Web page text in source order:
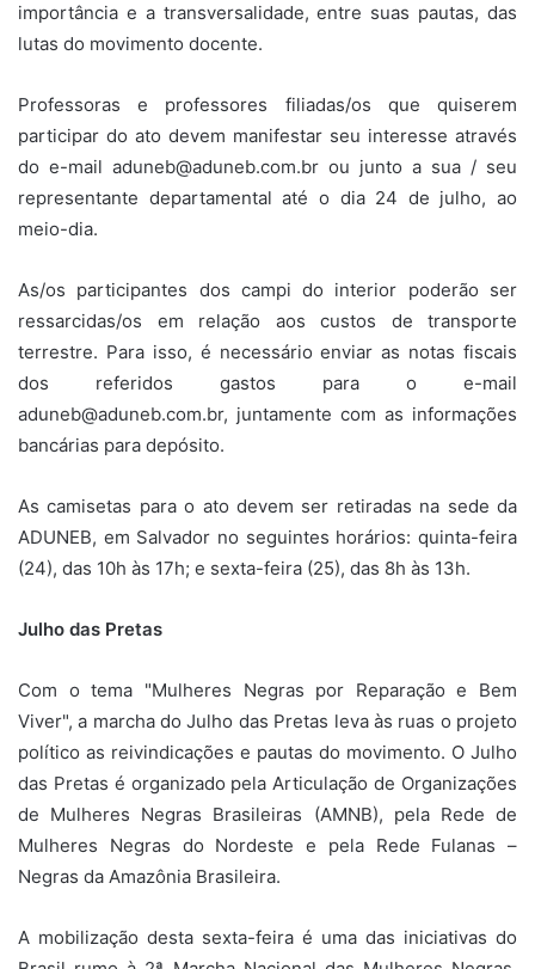
importância e a transversalidade, entre suas pautas, das
lutas do movimento docente.
Professoras e professores filiadas/os que quiserem
participar do ato devem manifestar seu interesse através
do e-mail aduneb@aduneb.com.br ou junto a sua / seu
representante departamental até o dia 24 de julho, ao
meio-dia.
As/os participantes dos campi do interior poderão ser
ressarcidas/os em relação aos custos de transporte
terrestre. Para isso, é necessário enviar as notas fiscais
dos referidos gastos para o e-mail
aduneb@aduneb.com.br, juntamente com as informações
bancárias para depósito.
As camisetas para o ato devem ser retiradas na sede da
ADUNEB, em Salvador no seguintes horários: quinta-feira
(24), das 10h às 17h; e sexta-feira (25), das 8h às 13h.
Julho das Pretas
Com o tema "Mulheres Negras por Reparação e Bem
Viver", a marcha do Julho das Pretas leva às ruas o projeto
político as reivindicações e pautas do movimento. O Julho
das Pretas é organizado pela Articulação de Organizações
de Mulheres Negras Brasileiras (AMNB), pela Rede de
Mulheres Negras do Nordeste e pela Rede Fulanas –
Negras da Amazônia Brasileira.
A mobilização desta sexta-feira é uma das iniciativas do